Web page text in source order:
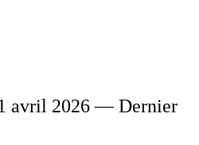
avril 2026 — Dernier